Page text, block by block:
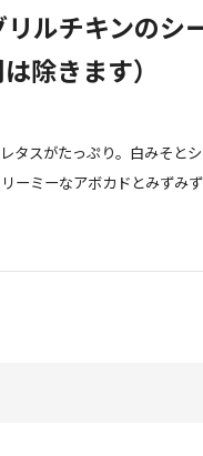
ルチキンのシ
除きます）
タスがたっぷり。白みそと
ーミーなアボカドとみずみ